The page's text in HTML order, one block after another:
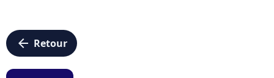
arrow_left Retour